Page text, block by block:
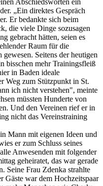
Abschiedsworten ein
„Ein direktes Gespräch
Er bedankte sich beim
die viele Dinge sozusagen
gebracht hätten, seien es
Raum für die
Seitens der heutigen
bisschen mehr Trainingsfleiß
in Baden ideale
Weg zum Stützpunkt in St.
ich nicht verstehen", meinte
müssten Hunderte von
Und den Vereinen rief er in
nicht das Vereinstraining
Mann mit eigenen Ideen und
er zum Schluss seines
Anwesenden mit folgender
geheiratet, das war gerade
Seine Frau Zdenka strahlte
Gäste war dem Hochzeitspaar